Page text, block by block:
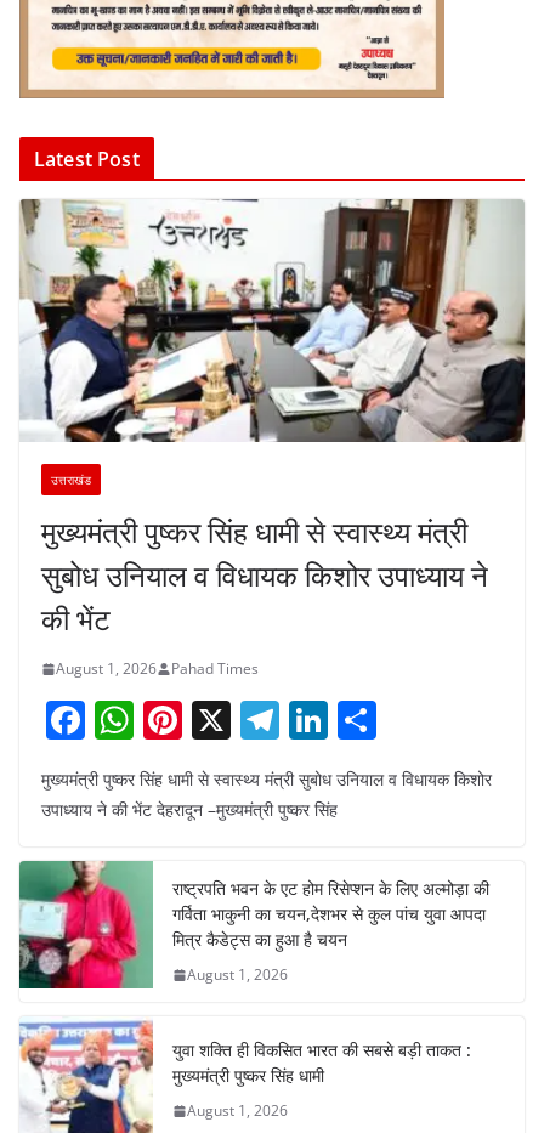
Latest Post
उत्तराखंड
मुख्यमंत्री पुष्कर सिंह धामी से स्वास्थ्य मंत्री
सुबोध उनियाल व विधायक किशोर उपाध्याय ने
की भेंट
August 1, 2026 Pahad Times
F
a
c
b
o
o
k
W
h
at
A
p
p
Pi
nt
er
e
st
X T
el
e
gr
a
m
Li
n
k
dI
n
ar
मुख्यमंत्री पुष्कर सिंह धामी से स्वास्थ्य मंत्री सुबोध उनियाल व विधायक किशोर
उपाध्याय ने की भेंट देहरादून –मुख्यमंत्री पुष्कर सिंह
राष्ट्रपति भवन के एट होम रिसेप्शन के लिए अल्मोड़ा की
गर्विता भाकुनी का चयन,देशभर से कुल पांच युवा आपदा
मित्र कैडेट्स का हुआ है चयन
August 1, 2026
युवा शक्ति ही विकसित भारत की सबसे बड़ी ताकत :
मुख्यमंत्री पुष्कर सिंह धामी
August 1, 2026